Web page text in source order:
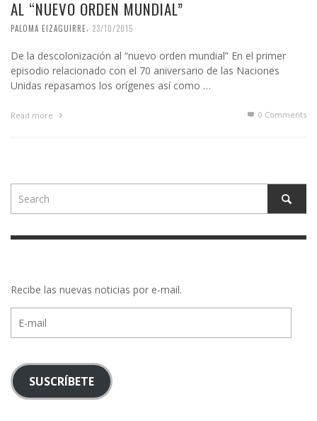
AL “NUEVO ORDEN MUNDIAL”
PALOMA EIZAGUIRRE, 23/10/2015
De la descolonización al “nuevo orden mundial” En el primer
episodio relacionado con el 70 aniversario de las Naciones
Unidas repasamos los orígenes así como …
Read more 0 Comments
Recibe las nuevas noticias por e-mail.
mail
SUSCRÍBETE